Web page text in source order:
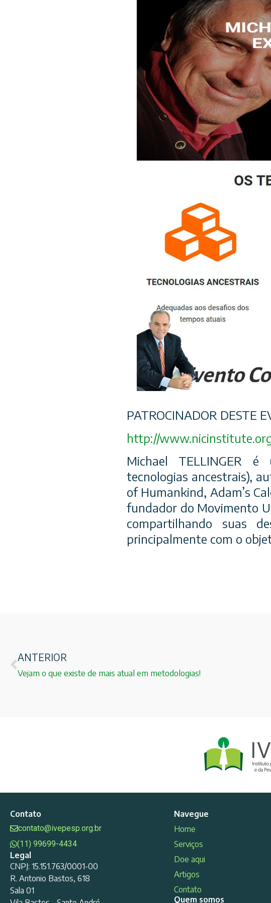
PATROCINADOR DESTE
http://
Michael TELLINGER é
tecnologias ancestrais),
of Humankind, Adam’s
fundador do Movimento
compartilhando suas
principalmente com o
ANTERIOR
Vejam o que existe de mais atual em metodologias!
Contato
contato@ivepesp.org.br
(11) 99699-4434
Legal
CNPJ: 15.151.763/0001-00
R. Antonio Bastos, 618
Sala 01
Navegue
Home
Serviços
Doe aqui
Artigos
Contato
Quem somos